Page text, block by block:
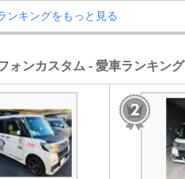
ンキングをもっと見る
ォンカスタム - 愛車ランキング